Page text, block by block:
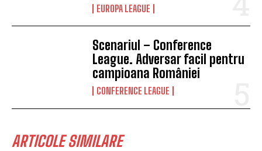
EUROPA LEAGUE
Scenariul – Conference
League. Adversar facil pentru
campioana României
CONFERENCE LEAGUE
ARTICOLE SIMILARE